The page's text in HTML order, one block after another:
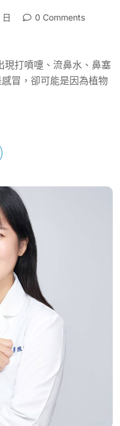
0 Comments
打噴嚏、流鼻水、鼻塞
冒，卻可能是因為植物